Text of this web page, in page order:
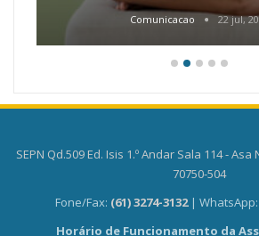
Comunicacao 22 jul,
SEPN Qd.509 Ed. Isis 1.º Andar Sala 114 - Asa
70750-504
Fone/Fax: (61) 3274-3132 | WhatsApp:
Horário de Funcionamento da